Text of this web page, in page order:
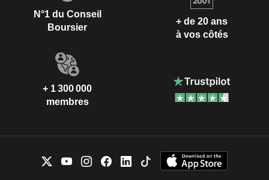
N°1 du Conseil
Boursier
+ de 20 ans
à vos côtés
+ 1 300 000
membres